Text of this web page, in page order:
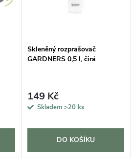
Skleněný rozprašovač
GARDNERS 0,5 l, čirá
149 Kč
Skladem >20 ks
DO KOŠÍKU